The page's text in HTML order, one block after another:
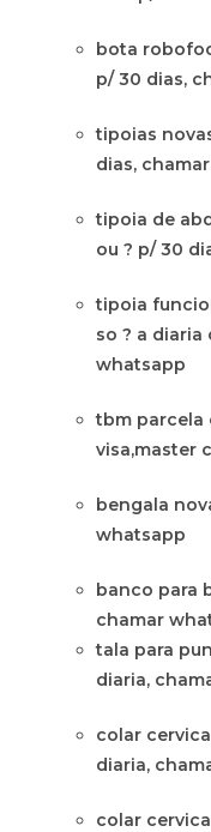
bota
p/ 30 dias,
tipoias
dias,
tipoia de
ou ? p/ 30
tipoia
so ? a diaria
whatsapp
tbm parcela
visa,master
bengala
whatsapp
banco para
chamar
tala para
diaria,
colar
diaria,
colar